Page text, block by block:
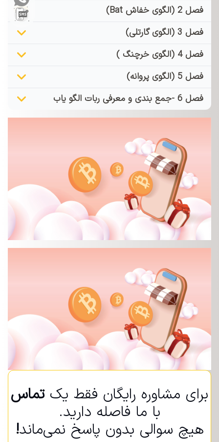
فصل 2 (الگوی خفاش Bat)
فصل 3 (الگوی گارتلی)
فصل 4 (الگوی خرچنگ )
فصل 5 (الگوی پروانه)
فصل 6 -جمع بندی و معرفی ربات الگو یاب
برای مشاوره رایگان فقط یکتماس
با ما فاصله دارید.
هیچ سوالی بدون پاسخ نمی‌ماند!